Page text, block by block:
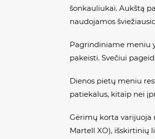
šonkauliukai. Aukštą
naudojamos
Pagrindiniame meniu
pakeisti. Svečiui
Dienos pietų meniu
patiekalus, kitaip nei
Gėrimų korta varijuoja
Martell XO), išskirtinių